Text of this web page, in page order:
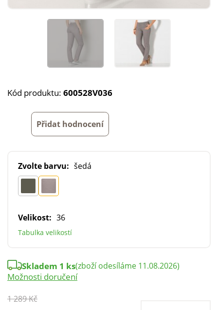
Kód produktu: 600528V036
Přidat hodnocení
Zvolte barvu: šedá
Velikost: 36
Tabulka velikostí
1 289 Kč
Skladem 1 ks(zboží odesíláme 11.08.2026)
Možnosti doručení